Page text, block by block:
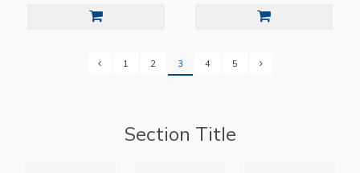
1 2 3 4 5
Section Title